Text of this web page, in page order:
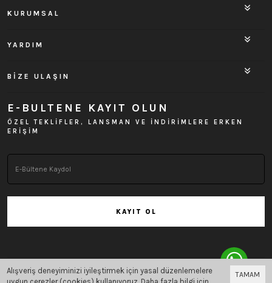
KURUMSAL
YARDIM
BİZE ULAŞIN
E-BULTENE KAYIT OLUN
ÖZEL TEKLİFLER, LANSMAN VE İNDİRİMLERE ERKEN
ERİŞİM
KAYIT OL
Bu site Vikaon E-Ticaret sistemleriile hazırlanmıştır.
TAMAM
Alışveriş deneyiminizi iyileştirmek için yasal düzenlemelere